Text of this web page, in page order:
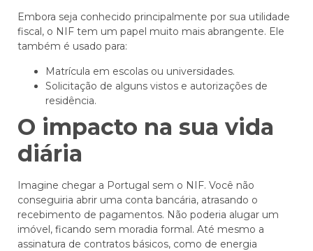
Embora seja conhecido principalmente por sua utilidade
fiscal, o NIF tem um papel muito mais abrangente. Ele
também é usado para:
Matrícula em escolas ou universidades.
Solicitação de alguns vistos e autorizações de
residência.
O impacto na sua vida
diária
Imagine chegar a Portugal sem o NIF. Você não
conseguiria abrir uma conta bancária, atrasando o
recebimento de pagamentos. Não poderia alugar um
imóvel, ficando sem moradia formal. Até mesmo a
assinatura de contratos básicos, como de energia